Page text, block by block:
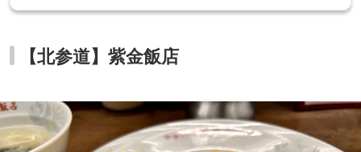
【北参道】紫金飯店